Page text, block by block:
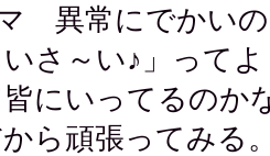
異常にでかいの
さ～い♪」って
にいってるのか
ら頑張ってみる